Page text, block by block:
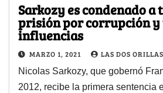
Sarkozy es condenado a
prisión por corrupción
influencias
MARZO 1, 2021 LAS DOS ORILLAS
Nicolas Sarkozy, que gobernó
2012, recibe la primera sentencia